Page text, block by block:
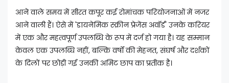
आने वाले समय में सीरत कपूर कई रोमांचक परियोजनाओं में नजर
आने वाली हैं। ऐसे में 'डायनेमिक स्क्रीन प्रेजेंस अवॉर्ड' उनके करियर
में एक और महत्वपूर्ण उपलब्धि के रूप में दर्ज हो गया है। यह सम्मान
केवल एक उपलब्धि नहीं, बल्कि वर्षों की मेहनत, संघर्ष और दर्शकों
के दिलों पर छोड़ी गई उनकी अमिट छाप का प्रतीक है।